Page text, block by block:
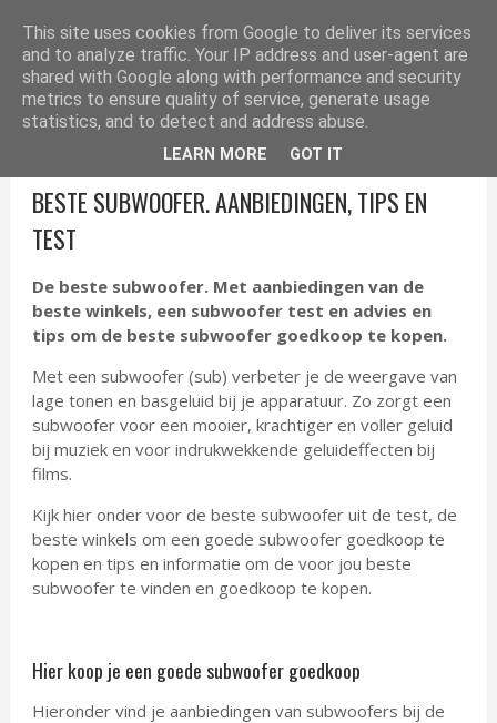
ELEKTRONICA TIPS
BESTE SUBWOOFER. AANBIEDINGEN, TIPS EN
TEST
De beste subwoofer. Met aanbiedingen van de
beste winkels, een subwoofer test en advies en
tips om de beste subwoofer goedkoop te kopen.
Met een subwoofer (sub) verbeter je de weergave van
lage tonen en basgeluid bij je apparatuur. Zo zorgt een
subwoofer voor een mooier, krachtiger en voller geluid
bij muziek en voor indrukwekkende geluideffecten bij
films.
Kijk hier onder voor de beste subwoofer uit de test, de
beste winkels om een goede subwoofer goedkoop te
kopen en tips en informatie om de voor jou beste
subwoofer te vinden en goedkoop te kopen.
Hier koop je een goede subwoofer goedkoop
Hieronder vind je aanbiedingen van subwoofers bij de
This site uses cookies from Google to deliver its services
and to analyze traffic. Your IP address and user-agent are
shared with Google along with performance and security
metrics to ensure quality of service, generate usage
statistics, and to detect and address abuse.
LEARN MORE GOT IT